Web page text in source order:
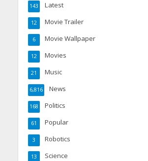
Latest
143
Movie Trailer
12
Movie Wallpaper
6
Movies
12
Music
21
News
6,816
Politics
168
Popular
61
Robotics
3
Science
13